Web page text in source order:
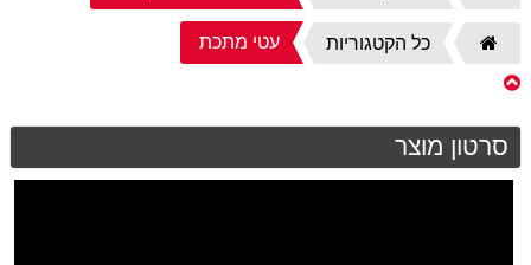
הבית
דף
הבית
כל הקטגוריות עטי מתכת
סרטון מוצר